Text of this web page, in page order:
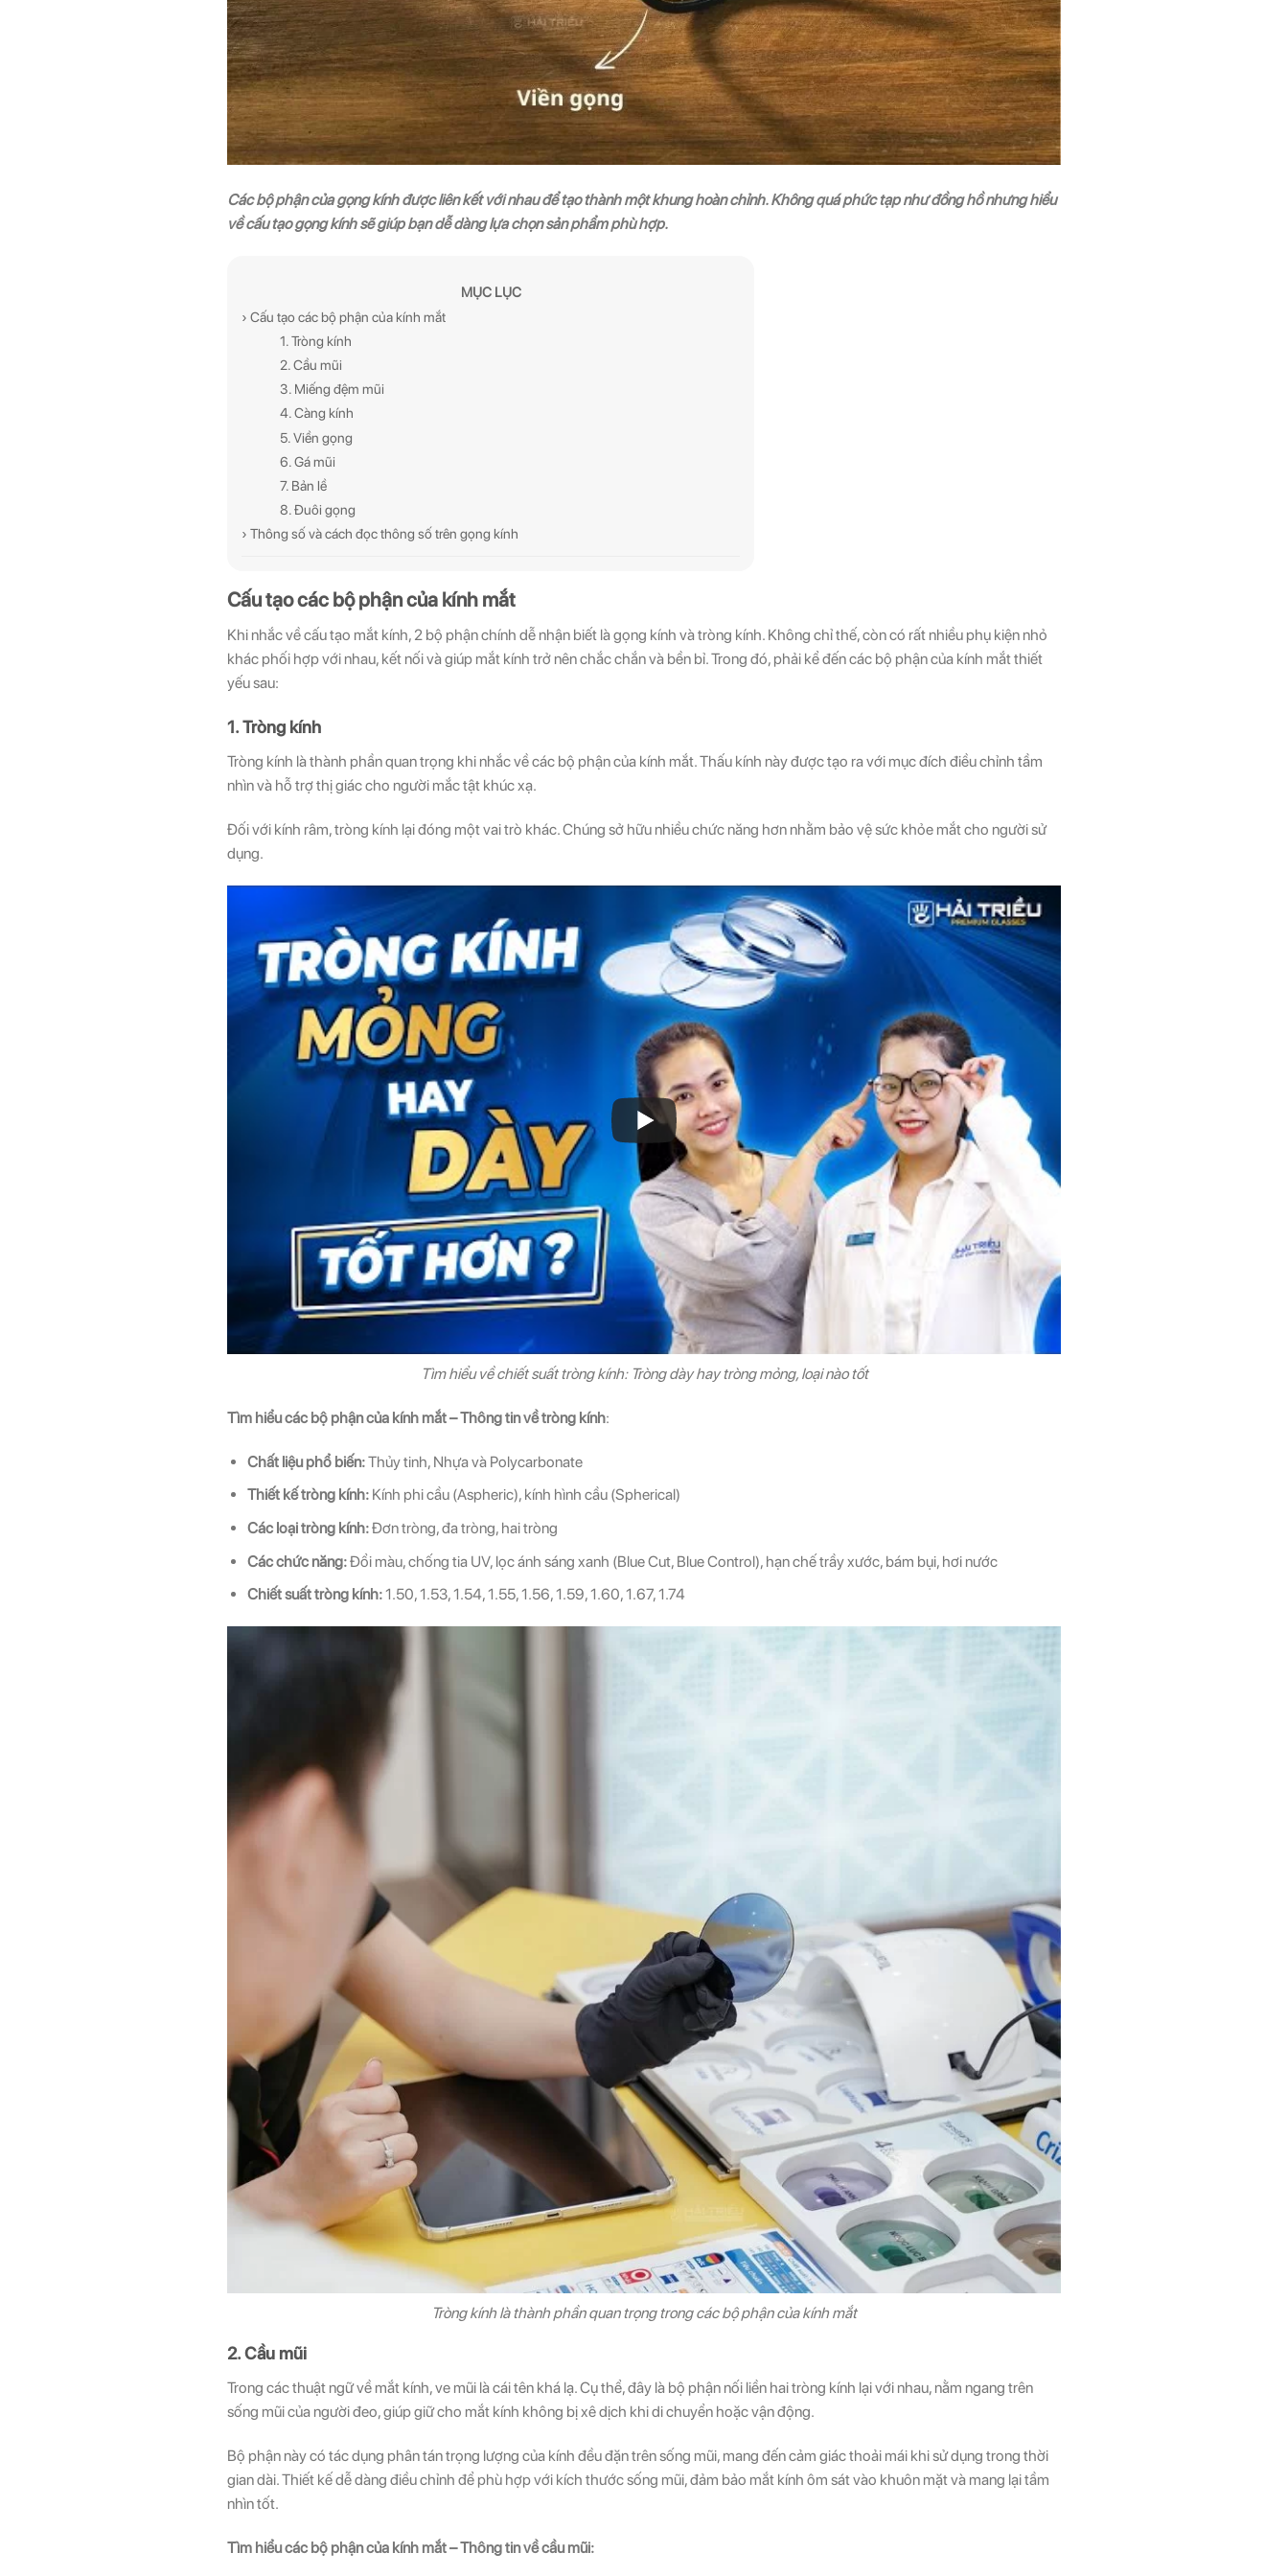
Các bộ phận của gọng kính được liên kết với nhau để tạo thành một khung hoàn chỉnh. Không quá phức tạp như đồng hồ nhưng hiểu
về cấu tạo gọng kính sẽ giúp bạn dễ dàng lựa chọn sản phẩm phù hợp.
MỤC LỤC
› Cấu tạo các bộ phận của kính mắt
1. Tròng kính
2. Cầu mũi
3. Miếng đệm mũi
4. Càng kính
5. Viền gọng
6. Gá mũi
7. Bản lề
8. Đuôi gọng
› Thông số và cách đọc thông số trên gọng kính
Cấu tạo các bộ phận của kính mắt
Khi nhắc về cấu tạo mắt kính, 2 bộ phận chính dễ nhận biết là gọng kính và tròng kính. Không chỉ thế, còn có rất nhiều phụ kiện nhỏ
khác phối hợp với nhau, kết nối và giúp mắt kính trở nên chắc chắn và bền bỉ. Trong đó, phải kể đến các bộ phận của kính mắt thiết
yếu sau:
1. Tròng kính
Tròng kính là thành phần quan trọng khi nhắc về các bộ phận của kính mắt. Thấu kính này được tạo ra với mục đích điều chỉnh tầm
nhìn và hỗ trợ thị giác cho người mắc tật khúc xạ.
Đối với kính râm, tròng kính lại đóng một vai trò khác. Chúng sở hữu nhiều chức năng hơn nhằm bảo vệ sức khỏe mắt cho người sử
dụng.
Tìm hiểu về chiết suất tròng kính: Tròng dày hay tròng mỏng, loại nào tốt
Tìm hiểu các bộ phận của kính mắt – Thông tin về tròng kính:
Chất liệu phổ biến:Thủy tinh, Nhựa và Polycarbonate
Thiết kế tròng kính: Kính phi cầu (Aspheric), kính hình cầu (Spherical)
Các loại tròng kính:Đơn tròng, đa tròng, hai tròng
Các chức năng:Đổi màu, chống tia UV, lọc ánh sáng xanh (Blue Cut, Blue Control), hạn chế trầy xước, bám bụi, hơi nước
Chiết suất tròng kính:1.50, 1.53, 1.54, 1.55, 1.56, 1.59, 1.60, 1.67, 1.74
Tròng kính là thành phần quan trọng trong các bộ phận của kính mắt
2. Cầu mũi
Trong các thuật ngữ về mắt kính, ve mũi là cái tên khá lạ. Cụ thể, đây là bộ phận nối liền hai tròng kính lại với nhau, nằm ngang trên
sống mũi của người đeo, giúp giữ cho mắt kính không bị xê dịch khi di chuyển hoặc vận động.
Bộ phận này có tác dụng phân tán trọng lượng của kính đều đặn trên sống mũi, mang đến cảm giác thoải mái khi sử dụng trong thời
gian dài. Thiết kế dễ dàng điều chỉnh để phù hợp với kích thước sống mũi, đảm bảo mắt kính ôm sát vào khuôn mặt và mang lại tầm
nhìn tốt.
Tìm hiểu các bộ phận của kính mắt – Thông tin về cầu mũi: